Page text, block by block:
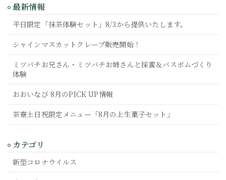
最新情報
平日限定「抹茶体験セット」8/3から提供いたします。
シャインマスカットクレープ販売開始！
ミツバチお兄さん・ミツバチお姉さんと採蜜＆バスボムづくり
体験
おおいなび 8月のPICK UP情報
茶寮土日祝限定メニュー「8月の上生菓子セット」
カテゴリ
新型コロナウイルス